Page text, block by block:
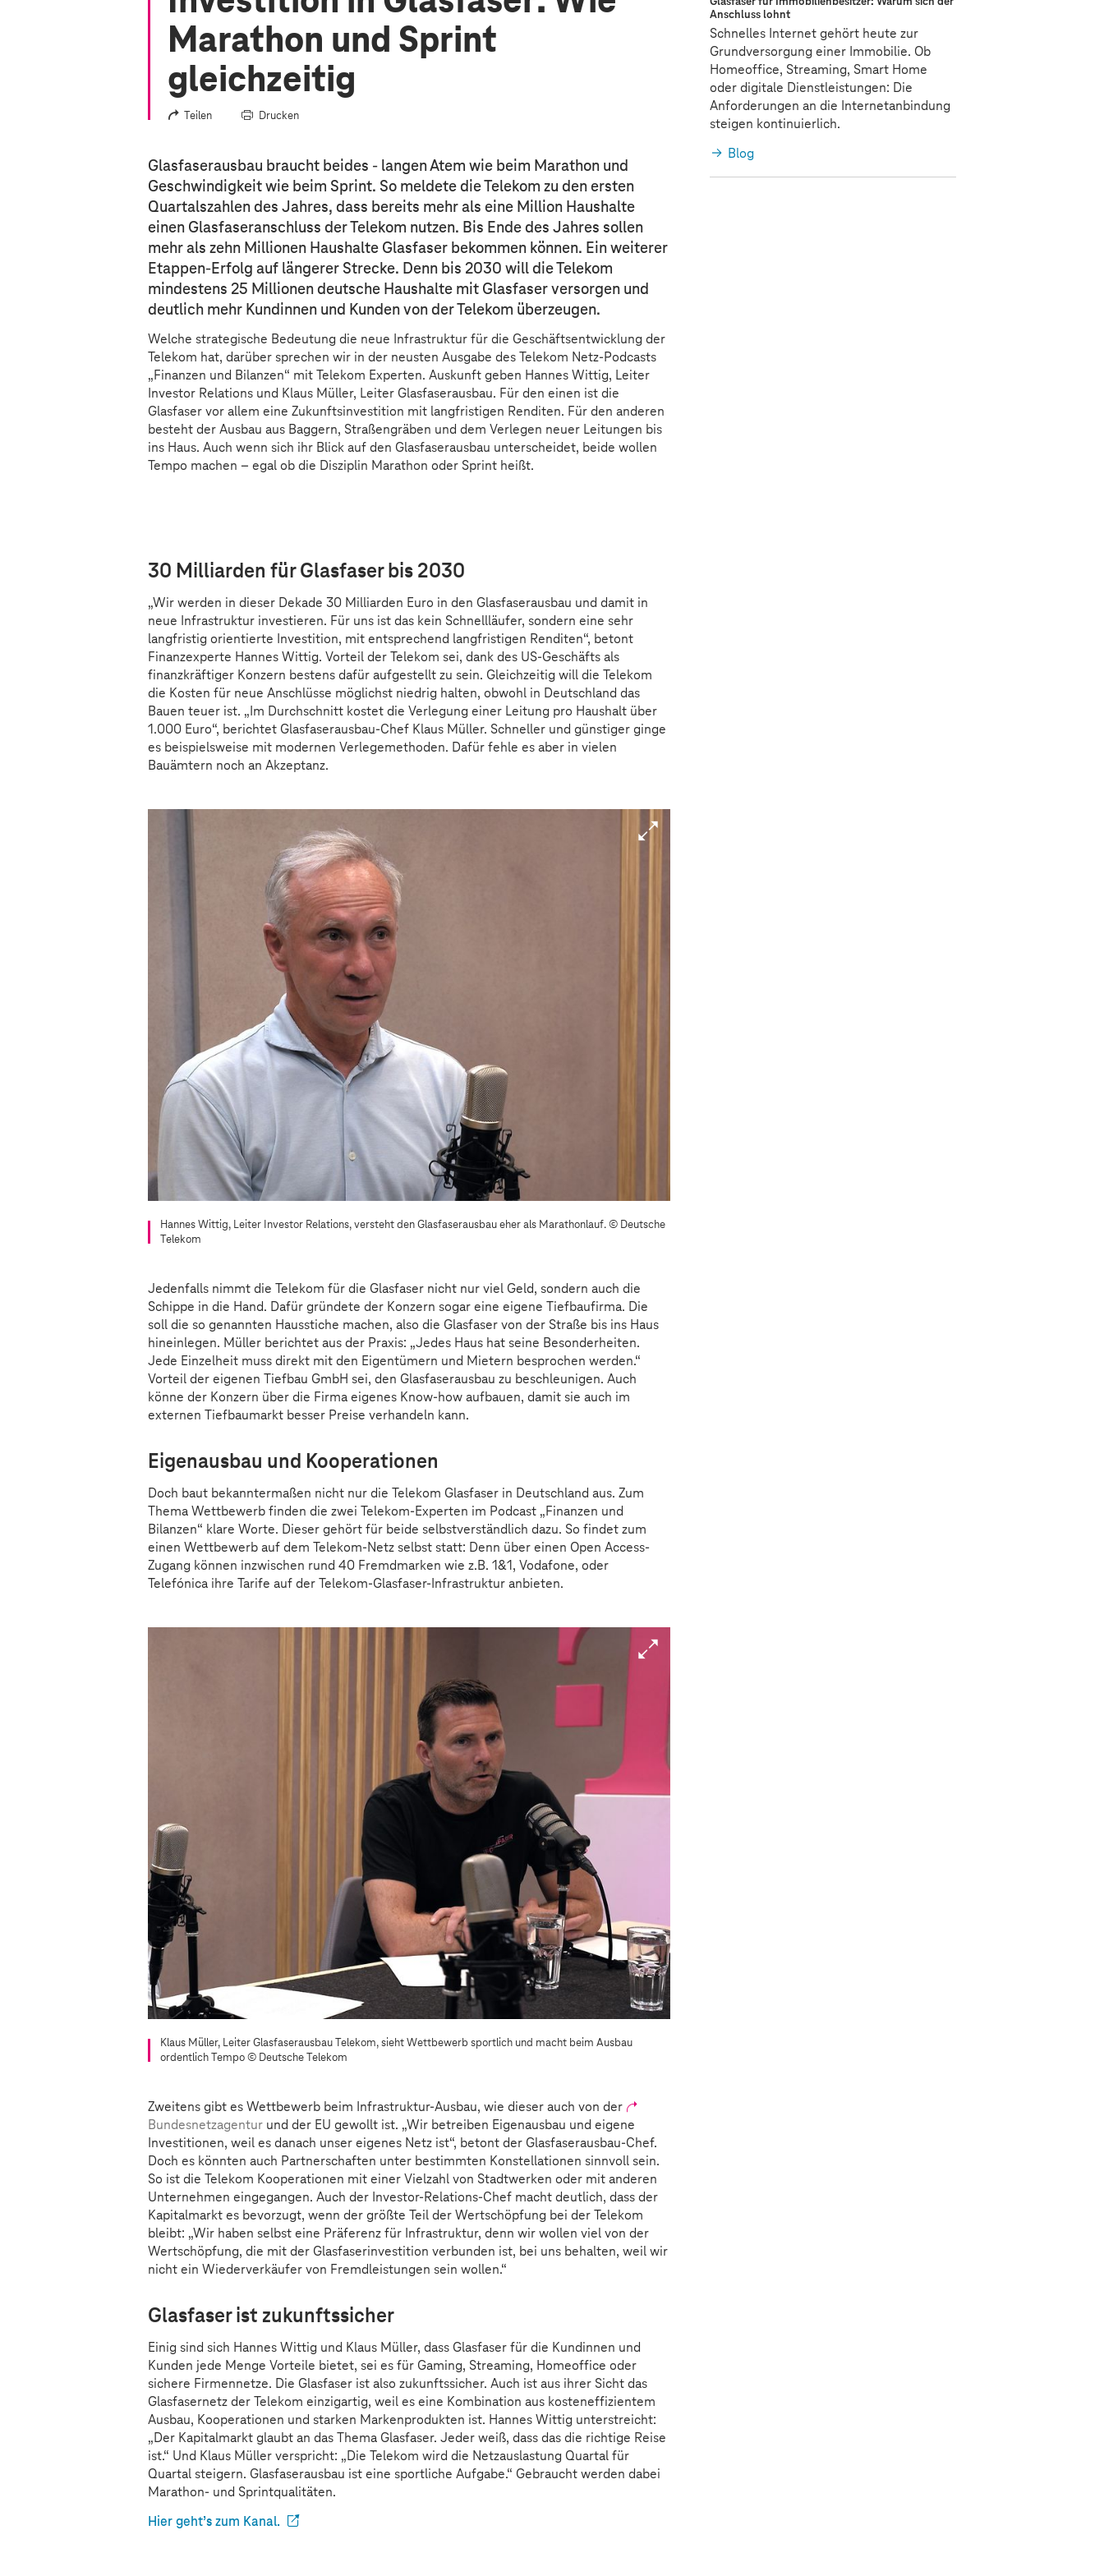
Marathon und Sprint
gleichzeitig
Teilen Drucken
Glasfaserausbau braucht beides - langen Atem wie beim Marathon und
Geschwindigkeit wie beim Sprint. So meldete die Telekom zu den ersten
Quartalszahlen des Jahres, dass bereits mehr als eine Million Haushalte
einen Glasfaseranschluss der Telekom nutzen. Bis Ende des Jahres sollen
mehr als zehn Millionen Haushalte Glasfaser bekommen können. Ein weiterer
Etappen-Erfolg auf längerer Strecke. Denn bis 2030 will die Telekom
mindestens 25 Millionen deutsche Haushalte mit Glasfaser versorgen und
deutlich mehr Kundinnen und Kunden von der Telekom überzeugen.
Welche strategische Bedeutung die neue Infrastruktur für die Geschäftsentwicklung der
Telekom hat, darüber sprechen wir in der neusten Ausgabe des Telekom Netz-Podcasts
„Finanzen und Bilanzen“ mit Telekom Experten. Auskunft geben Hannes Wittig, Leiter
Investor Relations und Klaus Müller, Leiter Glasfaserausbau. Für den einen ist die
Glasfaser vor allem eine Zukunftsinvestition mit langfristigen Renditen. Für den anderen
besteht der Ausbau aus Baggern, Straßengräben und dem Verlegen neuer Leitungen bis
ins Haus. Auch wenn sich ihr Blick auf den Glasfaserausbau unterscheidet, beide wollen
Tempo machen – egal ob die Disziplin Marathon oder Sprint heißt.
30 Milliarden für Glasfaser bis 2030
„Wir werden in dieser Dekade 30 Milliarden Euro in den Glasfaserausbau und damit in
neue Infrastruktur investieren. Für uns ist das kein Schnellläufer, sondern eine sehr
langfristig orientierte Investition, mit entsprechend langfristigen Renditen“, betont
Finanzexperte Hannes Wittig. Vorteil der Telekom sei, dank des US-Geschäfts als
finanzkräftiger Konzern bestens dafür aufgestellt zu sein. Gleichzeitig will die Telekom
die Kosten für neue Anschlüsse möglichst niedrig halten, obwohl in Deutschland das
Bauen teuer ist. „Im Durchschnitt kostet die Verlegung einer Leitung pro Haushalt über
1.000 Euro“, berichtet Glasfaserausbau-Chef Klaus Müller. Schneller und günstiger ginge
es beispielsweise mit modernen Verlegemethoden. Dafür fehle es aber in vielen
Bauämtern noch an Akzeptanz.
Hannes Wittig, Leiter Investor Relations, versteht den Glasfaserausbau eher als Marathonlauf. © Deutsche
Telekom
Jedenfalls nimmt die Telekom für die Glasfaser nicht nur viel Geld, sondern auch die
Schippe in die Hand. Dafür gründete der Konzern sogar eine eigene Tiefbaufirma. Die
soll die so genannten Hausstiche machen, also die Glasfaser von der Straße bis ins Haus
hineinlegen. Müller berichtet aus der Praxis: „Jedes Haus hat seine Besonderheiten.
Jede Einzelheit muss direkt mit den Eigentümern und Mietern besprochen werden.“
Vorteil der eigenen Tiefbau GmbH sei, den Glasfaserausbau zu beschleunigen. Auch
könne der Konzern über die Firma eigenes Know-how aufbauen, damit sie auch im
externen Tiefbaumarkt besser Preise verhandeln kann.
Eigenausbau und Kooperationen
Doch baut bekanntermaßen nicht nur die Telekom Glasfaser in Deutschland aus. Zum
Thema Wettbewerb finden die zwei Telekom-Experten im Podcast „Finanzen und
Bilanzen“ klare Worte. Dieser gehört für beide selbstverständlich dazu. So findet zum
einen Wettbewerb auf dem Telekom-Netz selbst statt: Denn über einen Open Access-
Zugang können inzwischen rund 40 Fremdmarken wie z.B. 1&1, Vodafone, oder
Telefónica ihre Tarife auf der Telekom-Glasfaser-Infrastruktur anbieten.
Klaus Müller, Leiter Glasfaserausbau Telekom, sieht Wettbewerb sportlich und macht beim Ausbau
ordentlich Tempo © Deutsche Telekom
Zweitens gibt es Wettbewerb beim Infrastruktur-Ausbau, wie dieser auch von der
Bundesnetzagentur und der EU gewollt ist. „Wir betreiben Eigenausbau und eigene
Investitionen, weil es danach unser eigenes Netz ist“, betont der Glasfaserausbau-Chef.
Doch es könnten auch Partnerschaften unter bestimmten Konstellationen sinnvoll sein.
So ist die Telekom Kooperationen mit einer Vielzahl von Stadtwerken oder mit anderen
Unternehmen eingegangen. Auch der Investor-Relations-Chef macht deutlich, dass der
Kapitalmarkt es bevorzugt, wenn der größte Teil der Wertschöpfung bei der Telekom
bleibt: „Wir haben selbst eine Präferenz für Infrastruktur, denn wir wollen viel von der
Wertschöpfung, die mit der Glasfaserinvestition verbunden ist, bei uns behalten, weil wir
nicht ein Wiederverkäufer von Fremdleistungen sein wollen.“
Glasfaser ist zukunftssicher
Einig sind sich Hannes Wittig und Klaus Müller, dass Glasfaser für die Kundinnen und
Kunden jede Menge Vorteile bietet, sei es für Gaming, Streaming, Homeoffice oder
sichere Firmennetze. Die Glasfaser ist also zukunftssicher. Auch ist aus ihrer Sicht das
Glasfasernetz der Telekom einzigartig, weil es eine Kombination aus kosteneffizientem
Ausbau, Kooperationen und starken Markenprodukten ist. Hannes Wittig unterstreicht:
„Der Kapitalmarkt glaubt an das Thema Glasfaser. Jeder weiß, dass das die richtige Reise
ist.“ Und Klaus Müller verspricht: „Die Telekom wird die Netzauslastung Quartal für
Quartal steigern. Glasfaserausbau ist eine sportliche Aufgabe.“ Gebraucht werden dabei
Marathon- und Sprintqualitäten.
Hier geht’s zum Kanal.
Anschluss lohnt
Schnelles Internet gehört heute zur
Grundversorgung einer Immobilie. Ob
Homeoffice, Streaming, Smart Home
oder digitale Dienstleistungen: Die
Anforderungen an die Internetanbindung
steigen kontinuierlich.
Blog